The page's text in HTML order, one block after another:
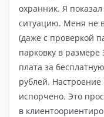
охранник. Я
ситуацию. Меня не
(даже с проверкой
парковку в размере
плата за
рублей.
испорчено. Это
в